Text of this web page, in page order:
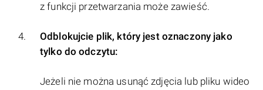
z funkcji przetwarzania może zawieść.
Odblokujcie plik, który jest oznaczony jako
tylko do odczytu:
Jeżeli nie można usunąć zdjęcia lub pliku wideo